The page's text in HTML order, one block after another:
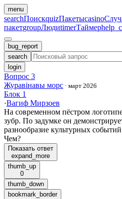
menu
searchПоискquizПакетыcasino
пакетgroupЛюдиtimerТаймер
bug_report
search
login
Вопрос 3
Журавінавы морс · март 2026
Блок 1
·Вагиф Мирзоев
На современном пёстром
зубр. По задумке он
разнообразие культурных
Чем?
Показать ответ
expand_more
thumb_up
0
thumb_down
bookmark_border